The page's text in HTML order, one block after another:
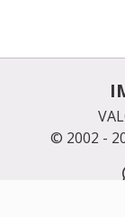
© 2002 -